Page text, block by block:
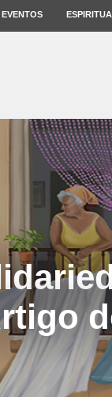
EVENTOS